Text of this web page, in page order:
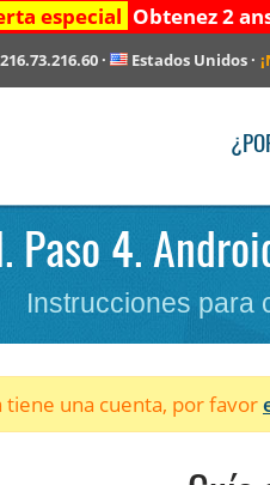
especial Obtenez 2
216.73.216.60 · Estados Unidos ·
Paso 4.
Instrucciones para
tiene una cuenta, por favor